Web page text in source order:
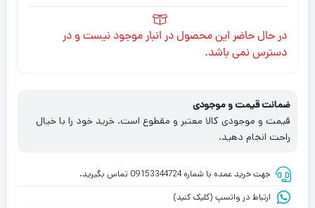
در حال حاضر این محصول در انبار موجود نیست و در
دسترس نمی باشد.
ضمانت قیمت و موجودی
قیمت و موجودی کالا معتبر و مقطوع است. خرید خود را با خیال
راحت انجام دهید.
جهت خرید عمده با شماره 09153344724 تماس بگیرید.
ارتباط در واتسپ (کلیک کنید)